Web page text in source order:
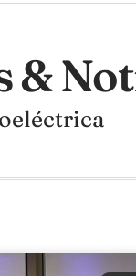
&